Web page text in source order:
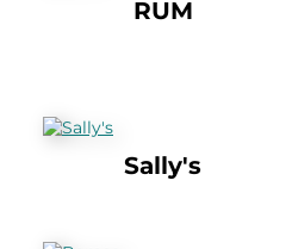
RUM
Sally's